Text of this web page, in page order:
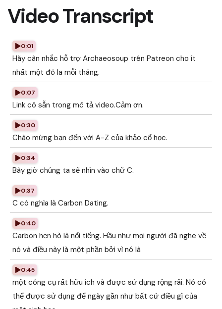
Video Transcript
0:01
Hãy cân nhắc hỗ trợ Archaeosoup trên Patreon cho ít
nhất một đô la mỗi tháng.
0:07
Link có sẵn trong mô tả video.Cảm ơn.
0:30
Chào mừng bạn đến với A-Z của khảo cổ học.
0:34
Bây giờ chúng ta sẽ nhìn vào chữ C.
0:37
C có nghĩa là Carbon Dating.
0:40
Carbon hẹn hò là nổi tiếng. Hầu như mọi người đã nghe về
nó và điều này là một phần bởi vì nó là
0:45
một công cụ rất hữu ích và được sử dụng rộng rãi. Nó có
thể được sử dụng để ngày gần như bất cứ điều gì của